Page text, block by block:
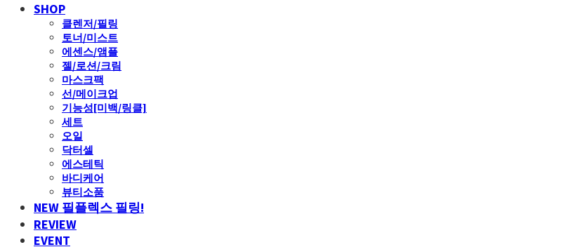
SHOP
클렌저/필링
토너/미스트
에센스/앰플
젤/로션/크림
마스크팩
선/메이크업
기능성[미백/링클]
세트
오일
닥터셀
에스테틱
바디케어
뷰티소품
NEW 필플렉스 필링!
REVIEW
EVENT